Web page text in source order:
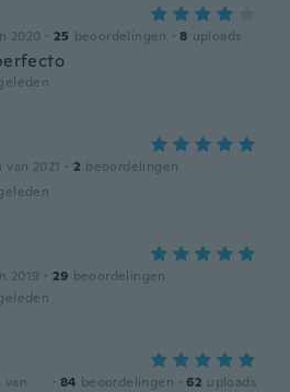
2020 · 25 beoordelingen · 8 uploads
2021 · 2 beoordelingen
2019 · 29 beoordelingen
van
· 84 beoordelingen · 62 uploads